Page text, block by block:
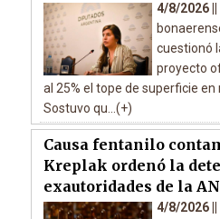
4/8/2026 ||
cuestionó
proyecto
al 25% el tope de superficie
Sostuvo qu...(+)
Causa fentanilo
Kreplak ordenó la
exautoridades de la
4/8/2026 ||